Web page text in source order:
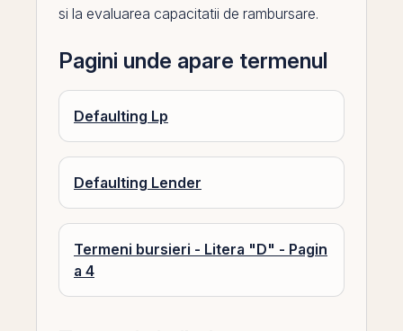
si la evaluarea capacitatii de rambursare.
Pagini unde apare termenul
Defaulting Lp
Defaulting Lender
Termeni bursieri - Litera "D" - Pagin
a 4